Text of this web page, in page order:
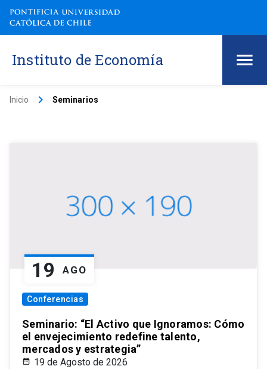
Instituto de Economía
Inicio keyboard_arrow_right Seminarios
19 AGO
Conferencias
Seminario: “El Activo que Ignoramos: Cómo
el envejecimiento redefine talento,
mercados y estrategia”
19 de Agosto de 2026